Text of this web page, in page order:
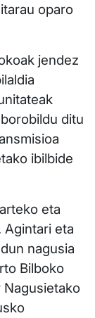
oparo
jendez
ditu
ibilbide
eta
Agintari eta
nagusia
Bilboko
Nagusietako